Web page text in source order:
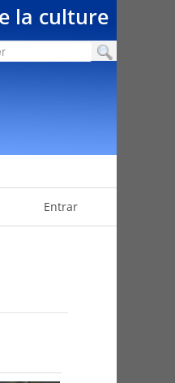
la culture
Entrar